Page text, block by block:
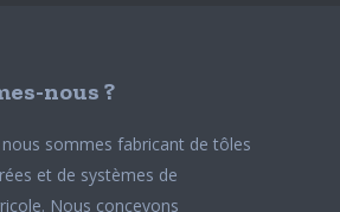
nous ?
sommes fabricant de tôles
et de systèmes de
Nous concevons